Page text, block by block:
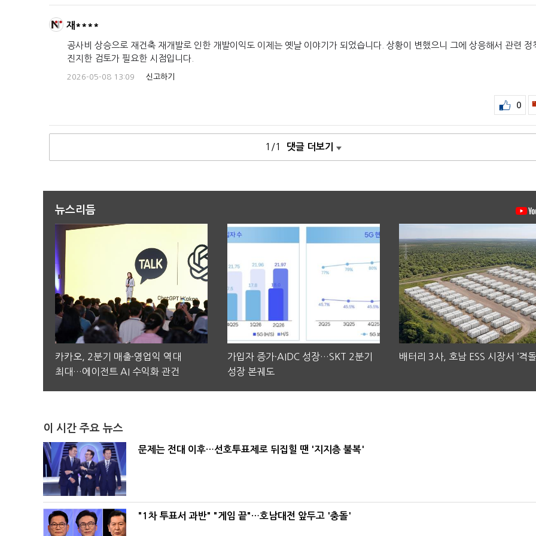
재****
공사비 상승으로 재건축 재개발로 인한 개발이익도 이제는 옛날 이야기가 되었습니다. 상황이 변했으니 그에 상응해서 관련 정
진지한 검토가 필요한 시점입니다.
2026-05-08 13:09 신고하기
0
1/1 댓글 더보기
뉴스리듬
카카오, 2분기 매출·영업익 역대
최대…에이전트 AI 수익화 관건
가입자 증가·AIDC 성장…SKT 2분기
성장 본궤도
배터리 3사, 호남 ESS 시장서 ‘격돌
이 시간 주요 뉴스
문제는 전대 이후…선호투표제로 뒤집힐 땐 '지지층 불복'
"1차 투표서 과반" "게임 끝"…호남대전 앞두고 '충돌'